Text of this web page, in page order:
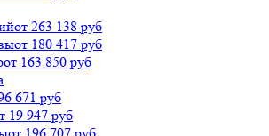
от 263 138 руб
от 180 417 руб
от 163 850 руб
671 руб
19 947 руб